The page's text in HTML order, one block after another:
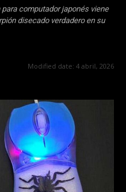
computador japonés viene
disecado verdadero en su
Modified date: 4 abril, 2026